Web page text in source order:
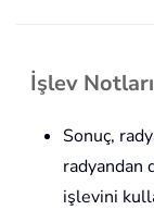
İşlev Notları
Sonuç,
radyandan
işlevini